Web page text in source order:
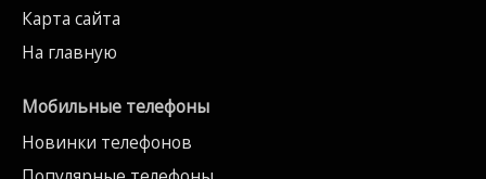
Карта сайта
На главную
Мобильные телефоны
Новинки телефонов